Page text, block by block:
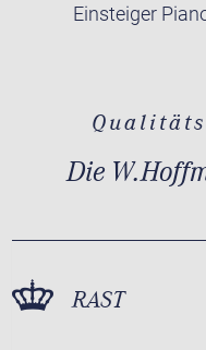
Einsteiger
Die
RAST